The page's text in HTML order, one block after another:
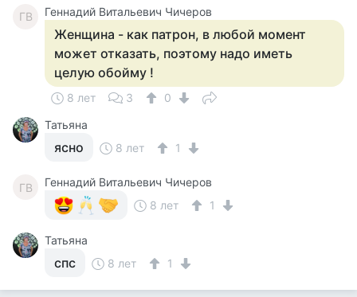
ГВ Геннадий Витальевич Чичеров
Женщина - как патрон, в любой момент
может отказать, поэтому надо иметь
целую обойму !
8 лет 3
0
Татьяна
ясно 8 лет 1
ГВ
Геннадий Витальевич Чичеров
8 лет
1
Татьяна
спс 8 лет 1